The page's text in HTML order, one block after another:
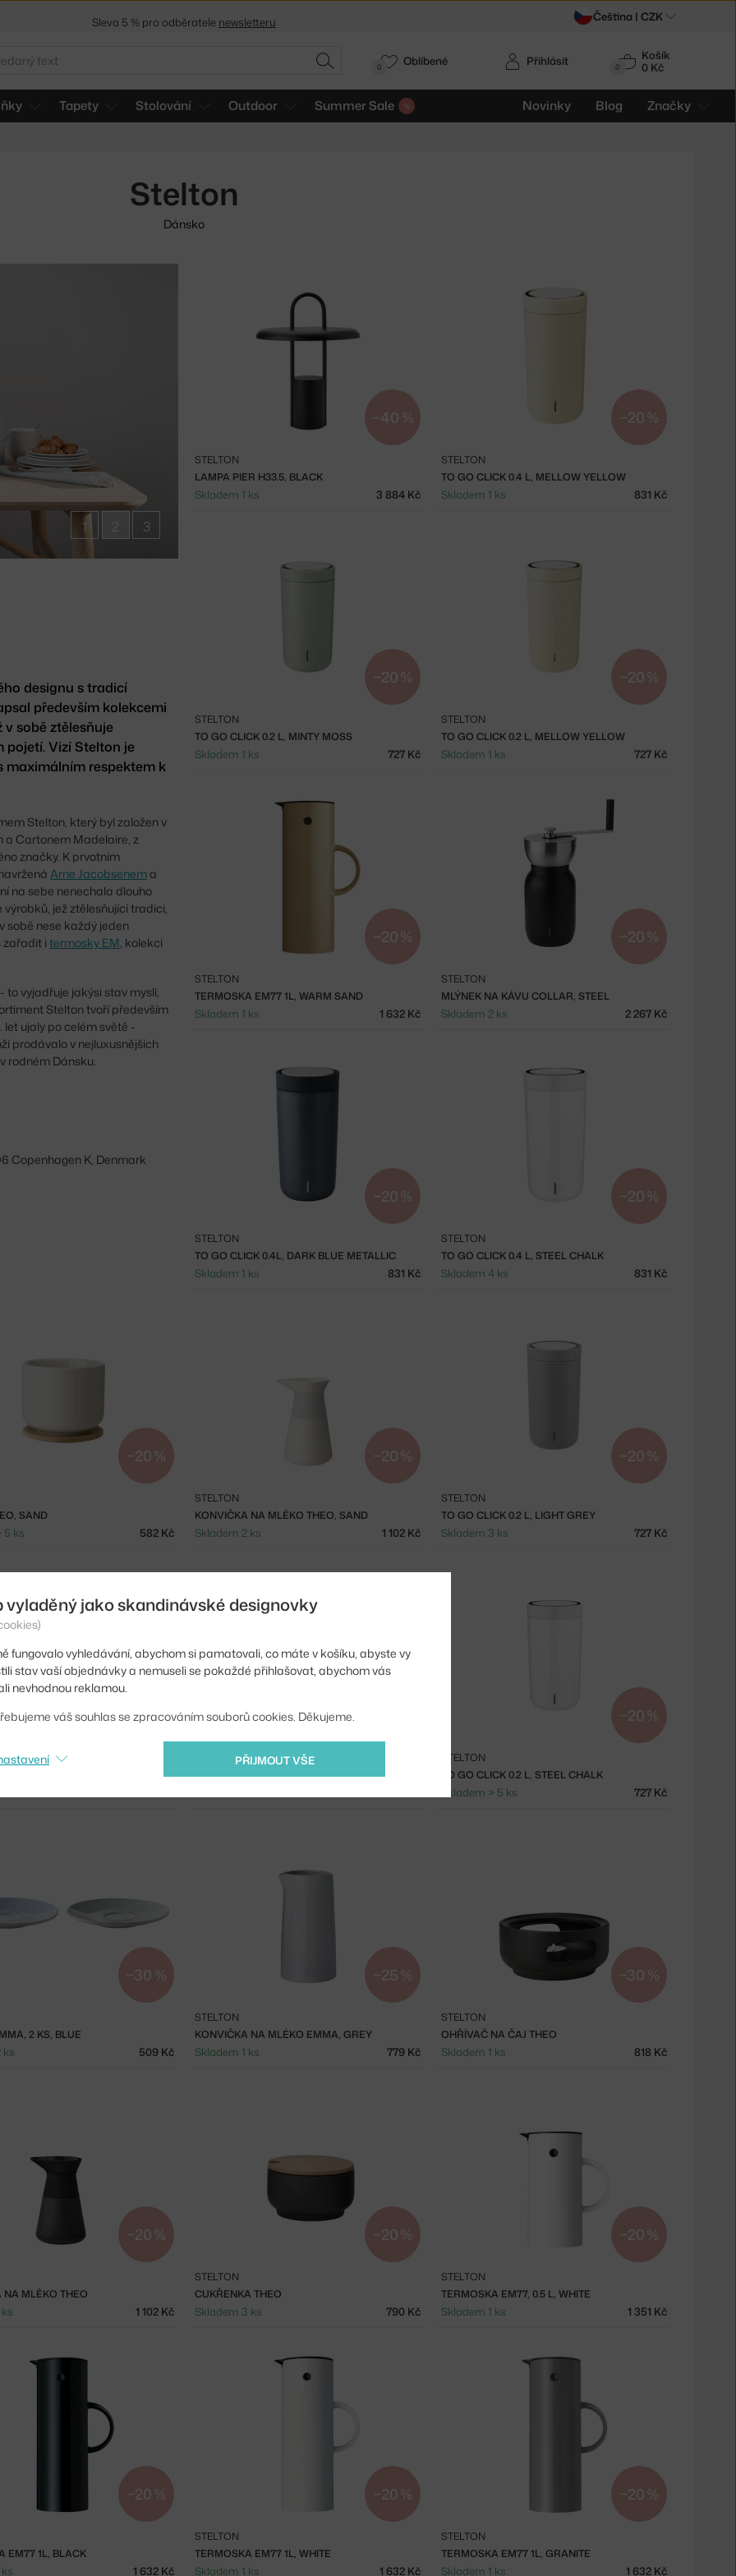
HLEDAT 0
Košík
0 Kč
Tapety Stolování Outdoor Summer Sale Novinky Blog Značky
Přihlásit
0 Oblíbené
Stelton
Dánsko
1 3
designu s tradicí
především kolekcemi
sobě ztělesňuje
pojetí. Vizí Stelton je
maximálním respektem k
Stelton, který byl založen v
a Cartonem Madelaire, z
značky. K prvotním
Arne Jacobsenem a
na sebe nenechala dlouho
jež ztělesňující tradici,
sobě nese každý jeden
zařadit i termosky EM , kolekci
to vyjadřuje jakýsi stav mysli,
Stelton tvoří především
ujaly po celém světě -
prodávalo v nejluxusnějších
rodném Dánsku.
Copenhagen K, Denmark
−40 %
LAMPA PIER H33.5, BLACK
STELTON
Skladem 1 ks 3 884 Kč
−20 %
TO GO CLICK 0.4 L, MELLOW YELLOW
STELTON
Skladem 1 ks 831 Kč
−20 %
TO GO CLICK 0.2 L, MINTY MOSS
STELTON
Skladem 1 ks 727 Kč
−20 %
TO GO CLICK 0.2 L, MELLOW YELLOW
STELTON
Skladem 1 ks 727 Kč
−20 %
TERMOSKA EM77 1L, WARM SAND
STELTON
Skladem 1 ks 1 632 Kč
−20 %
MLÝNEK NA KÁVU COLLAR, STEEL
STELTON
Skladem 2 ks 2 267 Kč
−20 %
TO GO CLICK 0.4L, DARK BLUE METALLIC
STELTON
Skladem 1 ks 831 Kč
−20 %
TO GO CLICK 0.4 L, STEEL CHALK
STELTON
Skladem 4 ks 831 Kč
−20 %
SAND
5 ks 582 Kč
−20 %
KONVIČKA NA MLÉKO THEO, SAND
STELTON
Skladem 2 ks 1 102 Kč
−20 %
TO GO CLICK 0.2 L, LIGHT GREY
STELTON
Skladem 3 ks 727 Kč
−20 %
TO GO CLICK 0.4 L, STEEL BLACK
STELTON
−20 %
TO GO CLICK 0.2 L, STEEL CHALK
STELTON
Skladem > 5 ks 727 Kč
−30 %
2 KS, BLUE
ks 509 Kč
−25 %
KONVIČKA NA MLÉKO EMMA, GREY
STELTON
Skladem 1 ks 779 Kč
−30 %
OHŘÍVAČ NA ČAJ THEO
STELTON
Skladem 1 ks 818 Kč
−20 %
NA MLÉKO THEO
1 102 Kč
−20 %
CUKŘENKA THEO
STELTON
Skladem 3 ks 790 Kč
−20 %
TERMOSKA EM77, 0.5 L, WHITE
STELTON
Skladem 1 ks 1 351 Kč
−20 %
EM77 1L, BLACK
1 632 Kč
−20 %
TERMOSKA EM77 1L, WHITE
STELTON
Skladem 1 ks 1 632 Kč
−20 %
TERMOSKA EM77 1L, GRANITE
STELTON
Skladem 1 ks 1 632 Kč
Sleva 5 % pro odběratele newsletteru Čeština | CZK
vyladěný jako skandinávské designovky
fungovalo vyhledávání, abychom si pamatovali, co máte v košíku, abyste vy
stav vaší objednávky a nemuseli se pokaždé přihlašovat, abychom vás
nevhodnou reklamou.
váš souhlas se zpracováním souborů cookies. Děkujeme.
PŘIJMOUT VŠE